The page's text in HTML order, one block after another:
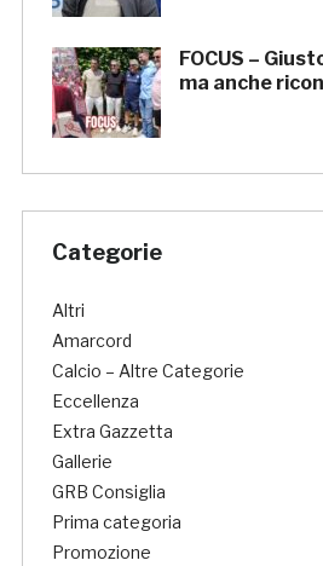
FOCUS –
ma anche
Categorie
Altri
Amarcord
Calcio – Altre Categorie
Eccellenza
Extra Gazzetta
Gallerie
GRB Consiglia
Prima categoria
Promozione